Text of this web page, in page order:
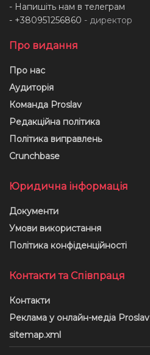
- Напишіть нам в телеграм
- +380951256860 - директор
Про видання
Про нас
Аудиторія
Команда Proslav
Редакційна політика
Політика виправлень
Crunchbase
Юридична інформація
Документи
Умови використання
Політика конфіденційності
Контакти та Співпраця
Контакти
Реклама у онлайн-медіа Proslav
sitemap.xml